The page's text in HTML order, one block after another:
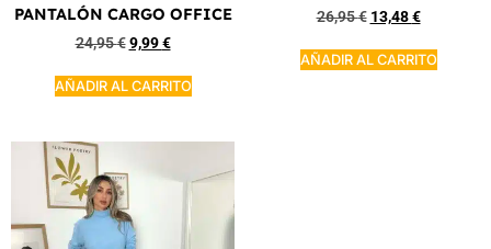
PANTALÓN CARGO OFFICE
24,95€ 9,99€
AÑADIR AL CARRITO
26,95€ 13,48€
AÑADIR AL CARRITO